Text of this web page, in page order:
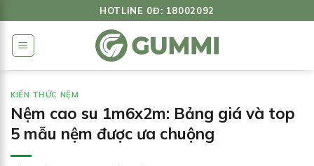
qua
dung
HOTLINE 0Đ: 18002092
KIẾN THỨC NỆM
Nệm cao su 1m6x2m: Bảng giá và top
5 mẫu nệm được ưa chuộng